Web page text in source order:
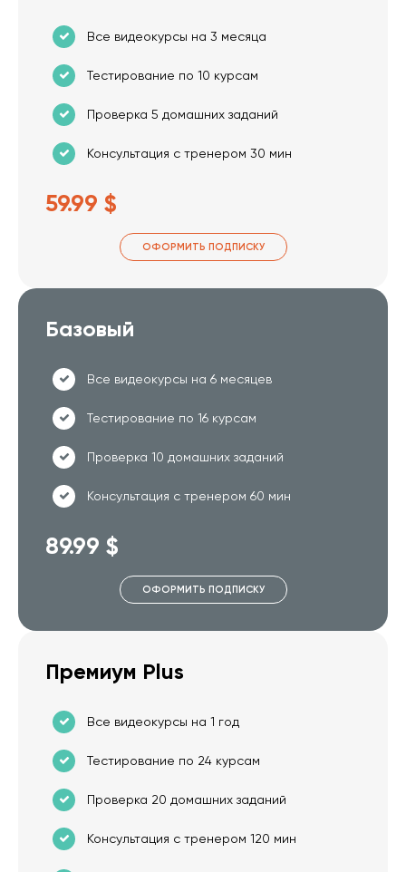
Все видеокурсы на 3 месяца
Тестирование по 10 курсам
Проверка 5 домашних заданий
Консультация с тренером 30 мин
59.99 $
ОФОРМИТЬ ПОДПИСКУ
Базовый
Все видеокурсы на 6 месяцев
Тестирование по 16 курсам
Проверка 10 домашних заданий
Консультация с тренером 60 мин
89.99 $
ОФОРМИТЬ ПОДПИСКУ
Премиум Plus
Все видеокурсы на 1 год
Тестирование по 24 курсам
Проверка 20 домашних заданий
Консультация с тренером 120 мин